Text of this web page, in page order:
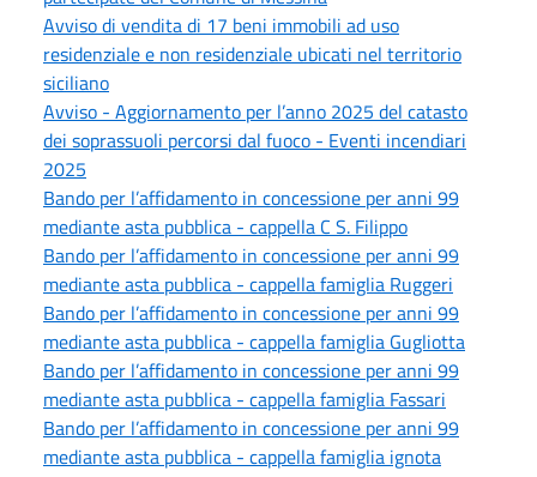
Avviso di vendita di 17 beni immobili ad uso
residenziale e non residenziale ubicati nel territorio
siciliano
Avviso - Aggiornamento per l’anno 2025 del catasto
dei soprassuoli percorsi dal fuoco - Eventi incendiari
2025
Bando per l’affidamento in concessione per anni 99
mediante asta pubblica - cappella C S. Filippo
Bando per l’affidamento in concessione per anni 99
mediante asta pubblica - cappella famiglia Ruggeri
Bando per l’affidamento in concessione per anni 99
mediante asta pubblica - cappella famiglia Gugliotta
Bando per l’affidamento in concessione per anni 99
mediante asta pubblica - cappella famiglia Fassari
Bando per l’affidamento in concessione per anni 99
mediante asta pubblica - cappella famiglia ignota